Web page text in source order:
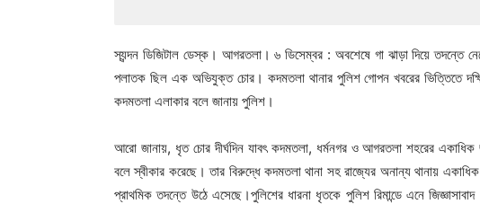
স্যন্দন ডিজিটাল ডেস্ক। আগরতলা। ৬ ডিসেম্বর : অবশেষে গা ঝাড়া দিয়ে তদন্তে
পলাতক ছিল এক অভিযুক্ত চোর। কদমতলা থানার পুলিশ গোপন খবরের ভিত্তিতে
কদমতলা এলাকার বলে জানায় পুলিশ।
আরো জানায়, ধৃত চোর দীর্ঘদিন যাবৎ কদমতলা, ধর্মনগর ও আগরতলা শহরের একাধিক
বলে স্বীকার করেছে। তার বিরুদ্ধে কদমতলা থানা সহ রাজ্যের অনান্য থানায় একাধিক
প্রাথমিক তদন্তে উঠে এসেছে।পুলিশের ধারনা ধৃতকে পুলিশ রিমান্ডে এনে